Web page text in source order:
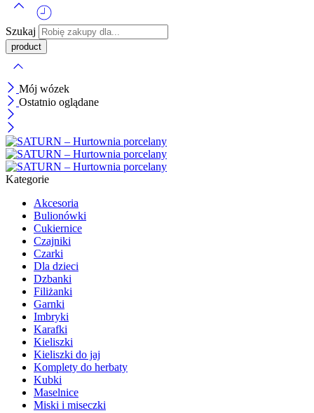
Szukaj
Mój wózek
Ostatnio oglądane
Kategorie
Akcesoria
Bulionówki
Cukiernice
Czajniki
Czarki
Dla dzieci
Dzbanki
Filiżanki
Garnki
Imbryki
Karafki
Kieliszki
Kieliszki do jaj
Komplety do herbaty
Kubki
Maselnice
Miski i miseczki